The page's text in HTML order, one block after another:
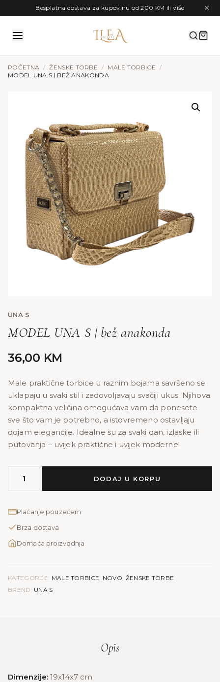
Preskoči na sadržajBesplatna dostava za kupovinu od 200 KM ili više
POČETNA / ŽENSKE TORBE / MALE TORBICE /
MODEL UNA S | BEŽ ANAKONDA
UNA S
MODEL UNA S | bež anakonda
36,00 KM
Male praktične torbice u raznim bojama savršeno se
uklapaju u svaki stil i zadovoljavaju svačiji ukus. Njihova
kompaktna veličina omogućava vam da ponesete
sve što vam je potrebno, a istovremeno ostavljaju
dojam elegancije. Idealne su za svaki dan, izlaske ili
putovanja – uvijek praktične i uvijek moderne!
UNA
|
anakonda
količina
DODAJ U KORPU
Plaćanje pouzećem
Brza dostava
Domaća proizvodnja
KATEGORIJE: MALE TORBICE, NOVO, ŽENSKE TORBE
BREND: UNA S
Opis
Dimenzije: 19x14x7 cm